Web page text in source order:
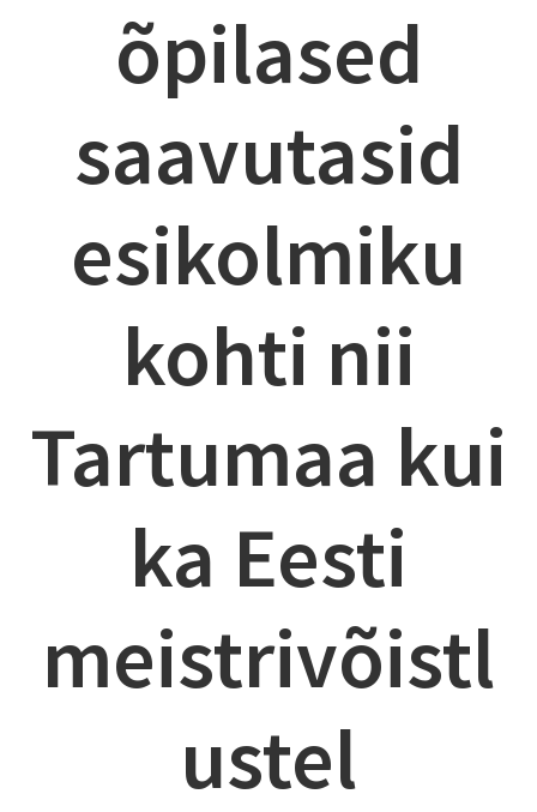
õpilased
saavutasid
esikolmiku
kohti nii
Tartumaa kui
ka Eesti
meistrivõistl
ustel